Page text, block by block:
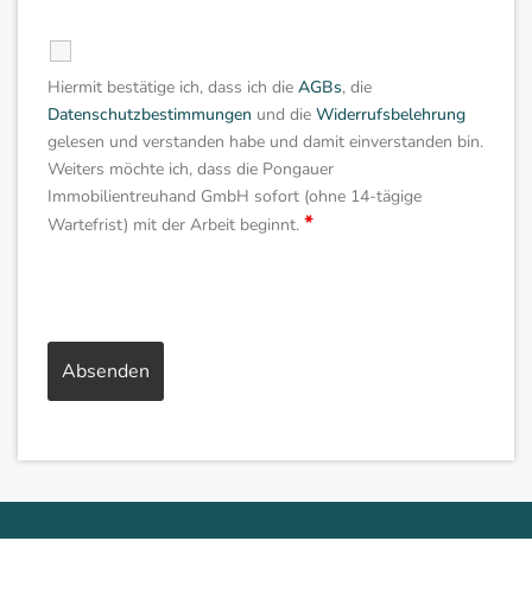
Hiermit bestätige ich, dass ich dieAGBs, die
Datenschutzbestimmungen und dieWiderrufsbelehrung
gelesen und verstanden habe und damit einverstanden bin.
Weiters möchte ich, dass die Pongauer
Immobilientreuhand GmbH sofort (ohne 14-tägige
Wartefrist) mit der Arbeit beginnt.*